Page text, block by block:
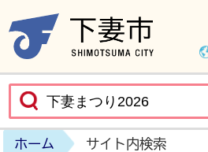
ホーム サイト内検索